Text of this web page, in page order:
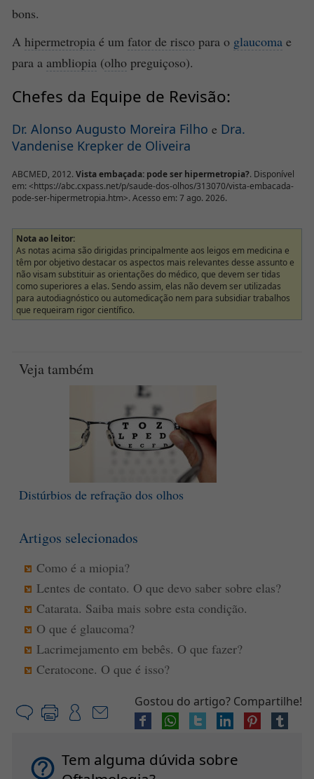
bons.
A hipermetropia é um fator de risco para o glaucoma e
para a ambliopia (olho preguiçoso).
Chefes da Equipe de Revisão:
Dr. Alonso Augusto Moreira Filho e Dra.
Vandenise Krepker de Oliveira
ABCMED, 2012. Vista embaçada: pode ser hipermetropia?. Disponível
em: <https://abc.cxpass.net/p/saude-dos-olhos/313070/vista-embacada-
pode-ser-hipermetropia.htm>. Acesso em: 7 ago. 2026.
Nota ao leitor:
As notas acima são dirigidas principalmente aos leigos em medicina e
têm por objetivo destacar os aspectos mais relevantes desse assunto e
não visam substituir as orientações do médico, que devem ser tidas
como superiores a elas. Sendo assim, elas não devem ser utilizadas
para autodiagnóstico ou automedicação nem para subsidiar trabalhos
que requeiram rigor científico.
Veja também
Distúrbios de refração dos olhos
Artigos selecionados
Como é a miopia?
Lentes de contato. O que devo saber sobre elas?
Catarata. Saiba mais sobre esta condição.
O que é glaucoma?
Lacrimejamento em bebês. O que fazer?
Ceratocone. O que é isso?
Gostou do artigo? Compartilhe!
Tem alguma dúvida sobre